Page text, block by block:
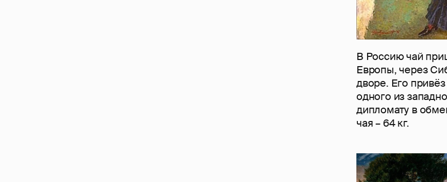
В Россию чай
Европы, через
дворе. Его
одного из
дипломату в
чая – 64 кг.